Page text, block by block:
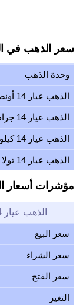
سعر الذهب في
وحدة الذهب
الذهب عيار 14 أونصة
الذهب عيار 14 جرام
الذهب عيار 14 كيلوغرام
الذهب عيار 14 تولا
مؤشرات أسعار
الذهب عيار 14 جرام
سعر البيع
سعر الشراء
سعر الفتح
التغير